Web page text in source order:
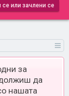
се или зачлени се
за
да
нашата